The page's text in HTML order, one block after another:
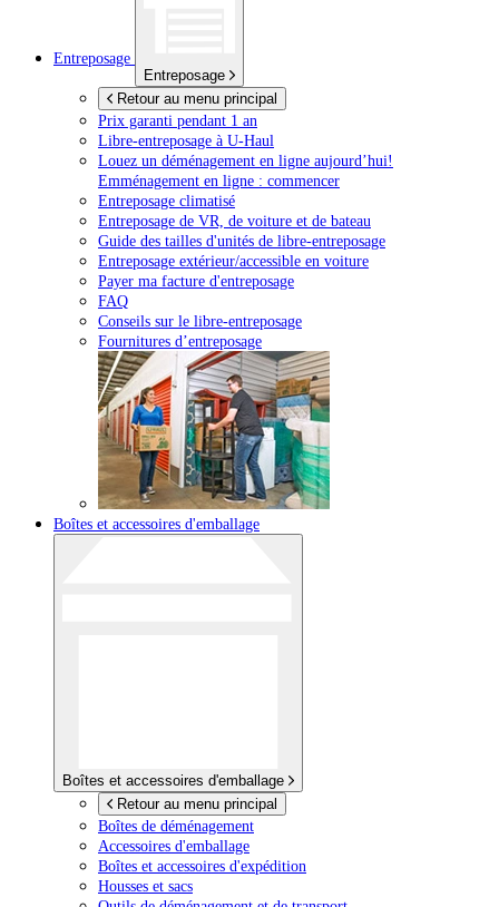
Entreposage
Entreposage
Retour au menu principal
Prix garanti pendant 1 an
Libre-entreposage à U-Haul
Louez un déménagement en ligne aujourd’hui!
Emménagement en ligne : commencer
Entreposage climatisé
Entreposage de VR, de voiture et de bateau
Guide des tailles d'unités de libre-entreposage
Entreposage extérieur/accessible en voiture
Payer ma facture d'entreposage
FAQ
Conseils sur le libre-entreposage
Fournitures d’entreposage
Boîtes et accessoires d'emballage
Boîtes et accessoires d'emballage
Retour au menu principal
Boîtes de déménagement
Accessoires d'emballage
Boîtes et accessoires d'expédition
Housses et sacs